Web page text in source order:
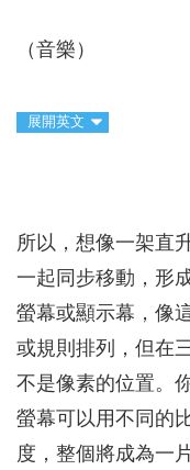
（音樂）
展開英文
所以，想像一架直
一起同步移動，形
螢幕或顯示幕，像
或規則排列，但在
不是像素的位置。
螢幕可以用不同的
度，整個將成為一